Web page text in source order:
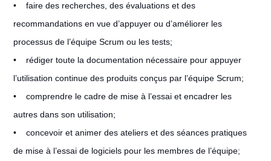
• faire des recherches, des évaluations et des
recommandations en vue d’appuyer ou d’améliorer les
processus de l’équipe Scrum ou les tests;
• rédiger toute la documentation nécessaire pour appuyer
l’utilisation continue des produits conçus par l’équipe Scrum;
• comprendre le cadre de mise à l’essai et encadrer les
autres dans son utilisation;
• concevoir et animer des ateliers et des séances pratiques
de mise à l’essai de logiciels pour les membres de l’équipe;